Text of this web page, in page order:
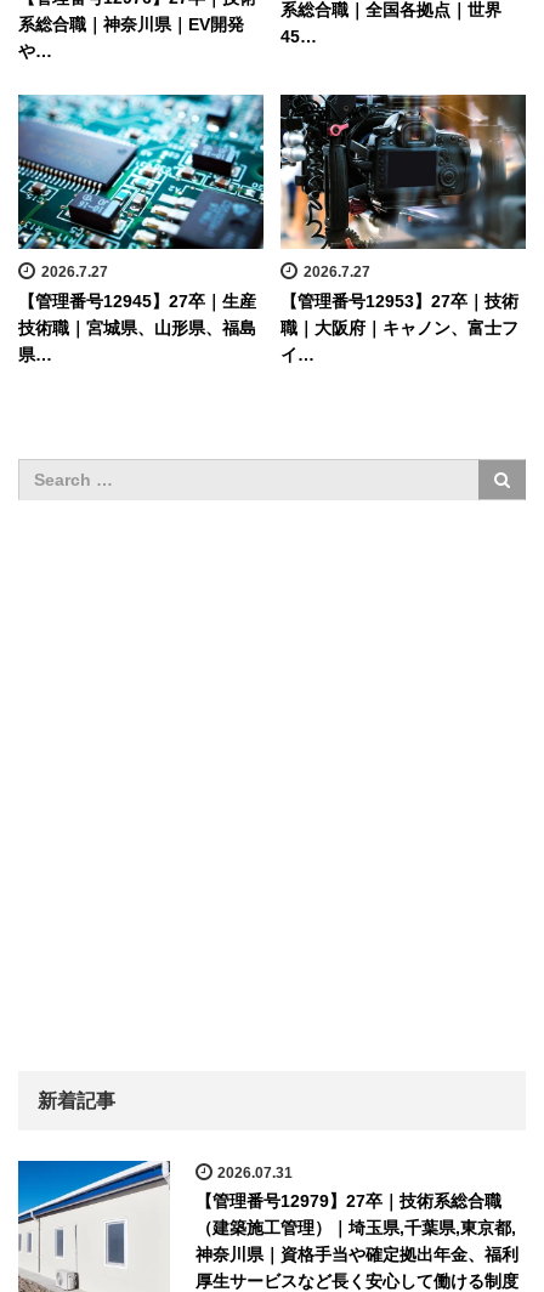
系総合職｜神奈川県｜EV開発
や…
系総合職｜全国各拠点｜世界
45…
2026.7.27
【管理番号12945】27卒｜生産
技術職｜宮城県、山形県、福島
県…
2026.7.27
【管理番号12953】27卒｜技術
職｜大阪府｜キャノン、富士フ
イ…
新着記事
2026.07.31
【管理番号12979】27卒｜技術系総合職
（建築施工管理）｜埼玉県,千葉県,東京都,
神奈川県｜資格手当や確定拠出年金、福利
厚生サービスなど長く安心して働ける制度